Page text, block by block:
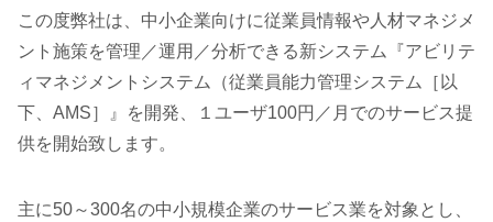
この度弊社は、中小企業向けに従業員情報や人材マネジメ
ント施策を管理／運用／分析できる新システム『アビリテ
ィマネジメントシステム（従業員能力管理システム［以
下、AMS］』を開発、１ユーザ100円／月でのサービス提
供を開始致します。
主に50～300名の中小規模企業のサービス業を対象とし、